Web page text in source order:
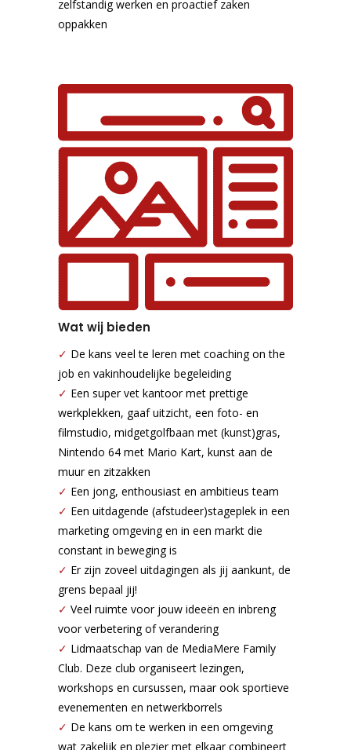
zelfstandig werken en proactief zaken
oppakken
Wat wij bieden
✓ De kans veel te leren met coaching on the
job en vakinhoudelijke begeleiding
✓ Een super vet kantoor met prettige
werkplekken, gaaf uitzicht, een foto- en
filmstudio, midgetgolfbaan met (kunst)gras,
Nintendo 64 met Mario Kart, kunst aan de
muur en zitzakken
✓ Een jong, enthousiast en ambitieus team
✓ Een uitdagende (afstudeer)stageplek in een
marketing omgeving en in een markt die
constant in beweging is
✓ Er zijn zoveel uitdagingen als jij aankunt, de
grens bepaal jij!
✓ Veel ruimte voor jouw ideeën en inbreng
voor verbetering of verandering
✓ Lidmaatschap van de MediaMere Family
Club. Deze club organiseert lezingen,
workshops en cursussen, maar ook sportieve
evenementen en netwerkborrels
✓ De kans om te werken in een omgeving
wat zakelijk en plezier met elkaar combineert